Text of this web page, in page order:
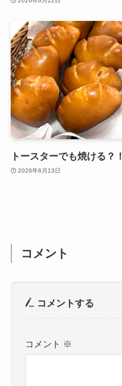
トースターでも焼ける？！
2026年6月13日
コメント
コメントする
コメント ※